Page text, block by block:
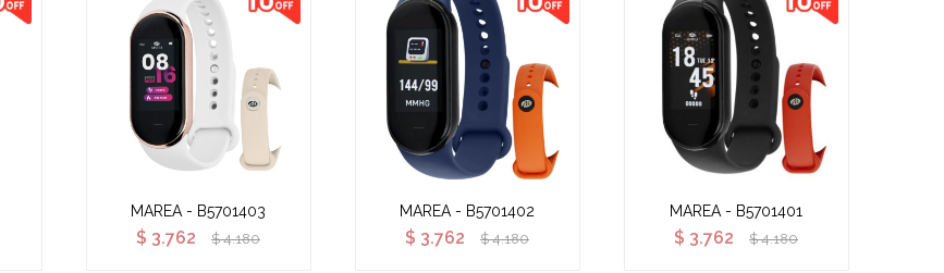
MAREA - B5701403
$ 3.762 $ 4.180
MAREA - B5701402
$ 3.762 $ 4.180
MAREA - B5701401
$ 3.762 $ 4.180